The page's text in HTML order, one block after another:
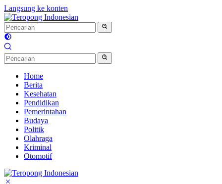
Langsung ke konten
Home
Berita
Kesehatan
Pendidikan
Pemerintahan
Budaya
Politik
Olahraga
Kriminal
Otomotif